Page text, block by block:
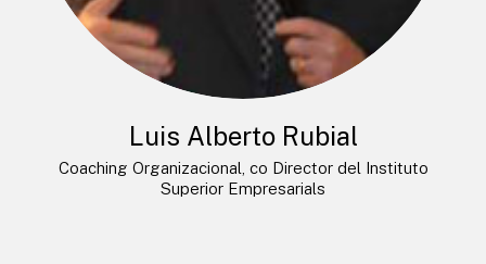
Luis Alberto Rubial
Coaching Organizacional, co Director del Instituto
Superior Empresarials